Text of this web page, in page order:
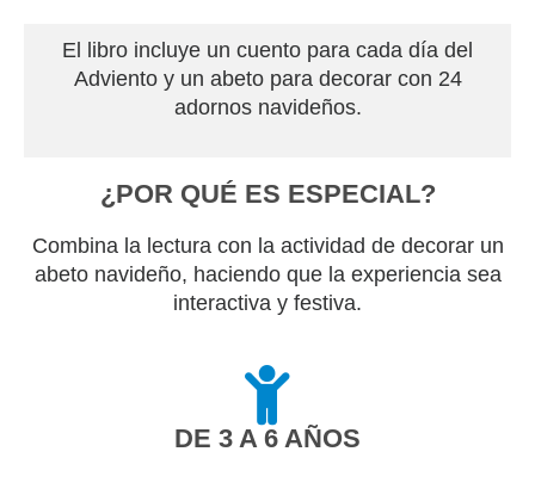
El libro incluye un cuento para cada día del
Adviento y un abeto para decorar con 24
adornos navideños.
¿POR QUÉ ES ESPECIAL?
Combina la lectura con la actividad de decorar un
abeto navideño, haciendo que la experiencia sea
interactiva y festiva.
DE 3 A 6 AÑOS